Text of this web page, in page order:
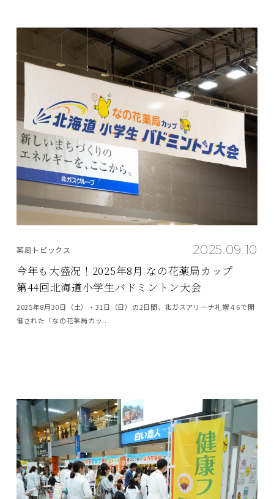
2025.09.10
薬局トピックス
今年も大盛況！2025年8月 なの花薬局カップ
第44回北海道小学生バドミントン大会
2025年8月30日（土）・31日（日）の2日間、北ガスアリーナ札幌４6で開
催された「なの花薬局カッ...